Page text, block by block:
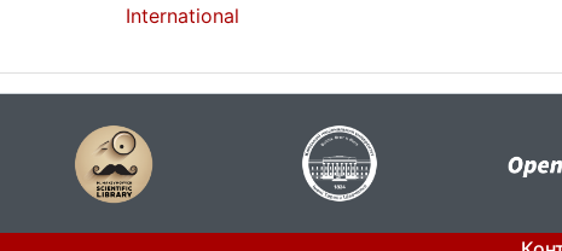
International